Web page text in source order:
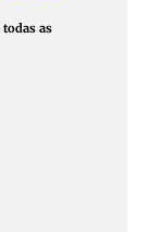
todas as